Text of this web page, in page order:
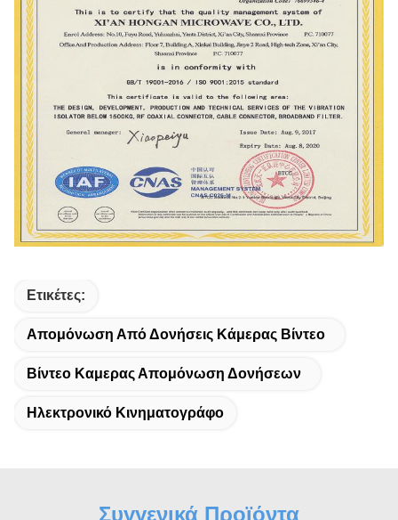
Ετικέτες:
Απομόνωση Από Δονήσεις Κάμερας Βίντεο
Βίντεο Καμερας Απομόνωση Δονήσεων
Ηλεκτρονικό Κινηματογράφο
Συγγενικά Προϊόντα